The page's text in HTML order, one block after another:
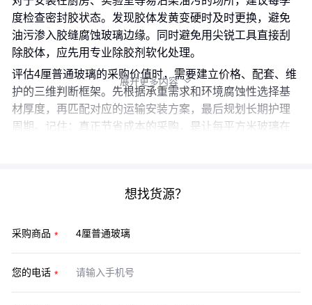
度检查密封胶状态。发现胶体发黄变硬时及时更换，避免
油污渗入胶缝腐蚀玻璃边缘。同时避免用尖锐工具直接刮
除胶体，应先用专业除胶剂软化处理。
评估4厘普通玻璃的采购价值时，需要建立价格、配套、维
护的三维判断框架。先根据承重需求和环境腐蚀性选择基
材厚度，再匹配对应的运输安装方案，最后规划长期护理
周期。记住：真正节省成本的采购，是让每平方米玻璃在
展开更多内容 
想找货源？
采购商品
您的电话